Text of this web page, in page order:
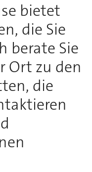
bietet
die Sie
berate Sie
Ort zu den
die